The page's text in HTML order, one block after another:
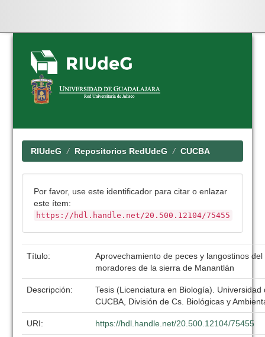
Skip
navigation
RIUdeG Repositorios RedUdeG CUCBA
Por favor, use este identificador para citar o enlazar
este ítem:
https://hdl.handle.net/20.500.12104/75455
Título:
Aprovechamiento de peces y langostinos
moradores de la sierra de Manantlán
Descripción:
Tesis (Licenciatura en Biología). Universidad
CUCBA, División de Cs. Biológicas y
URI: https://hdl.handle.net/20.500.12104/75455